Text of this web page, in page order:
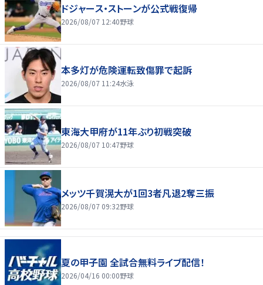
ドジャース・ストーンが公式戦復帰
2026/08/07 12:40野球
本多灯が危険運転致傷罪で起訴
2026/08/07 11:24水泳
東海大甲府が11年ぶり初戦突破
2026/08/07 10:47野球
メッツ千賀滉大が1回3者凡退2奪三振
2026/08/07 09:32野球
夏の甲子園 全試合無料ライブ配信！
2026/04/16 00:00野球